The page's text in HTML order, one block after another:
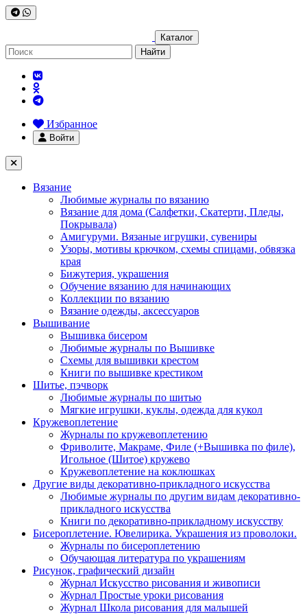
Каталог
Найти
Избранное
Войти
Вязание
Любимые журналы по вязанию
Вязание для дома (Салфетки, Скатерти, Пледы,
Покрывала)
Амигуруми. Вязаные игрушки, сувениры
Узоры, мотивы крючком, схемы спицами, обвязка
края
Бижутерия, украшения
Обучение вязанию для начинающих
Коллекции по вязанию
Вязание одежды, аксессуаров
Вышивание
Вышивка бисером
Любимые журналы по Вышивке
Схемы для вышивки крестом
Книги по вышивке крестиком
Шитье, пэчворк
Любимые журналы по шитью
Мягкие игрушки, куклы, одежда для кукол
Кружевоплетение
Журналы по кружевоплетению
Фриволите, Макраме, Филе (+Вышивка по филе),
Игольное (Шитое) кружево
Кружевоплетение на коклюшках
Другие виды декоративно-прикладного искусства
Любимые журналы по другим видам декоративно-
прикладного искусства
Книги по декоративно-прикладному искусству
Бисероплетение. Ювелирика. Украшения из проволоки.
Журналы по бисероплетению
Обучающая литература по украшениям
Рисунок, графический дизайн
Журнал Искусство рисования и живописи
Журнал Простые уроки рисования
Журнал Школа рисования для малышей